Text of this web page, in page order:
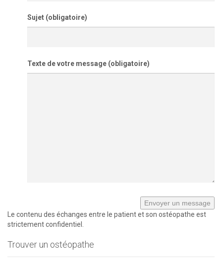
Sujet (obligatoire)
Texte de votre message (obligatoire)
Le contenu des échanges entre le patient et son ostéopathe est
strictement confidentiel.
Trouver un ostéopathe